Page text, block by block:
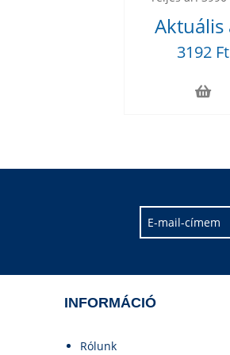
Aktuális
3192 Ft
INFORMÁCIÓ
Rólunk